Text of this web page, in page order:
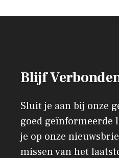
Blijf
Sluit je aan bij onze
goed geïnformeerde
je op onze
missen van het